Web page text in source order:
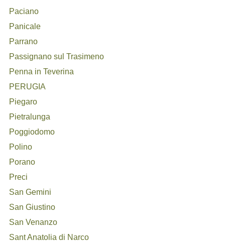
Paciano
Panicale
Parrano
Passignano sul Trasimeno
Penna in Teverina
PERUGIA
Piegaro
Pietralunga
Poggiodomo
Polino
Porano
Preci
San Gemini
San Giustino
San Venanzo
Sant Anatolia di Narco